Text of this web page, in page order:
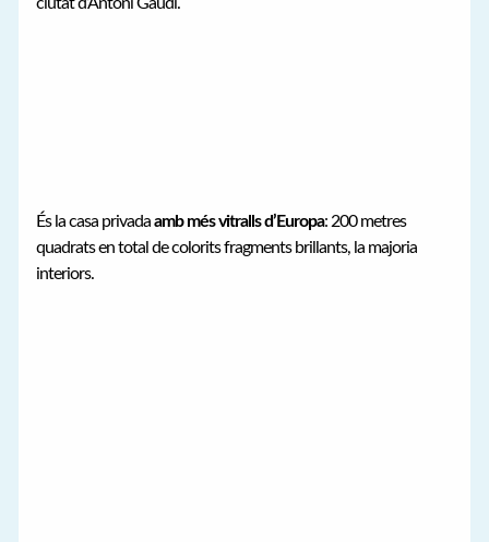
És la casa privadaamb més vitralls d’Europa: 200 metres
quadrats en total de colorits fragments brillants, la majoria
interiors.